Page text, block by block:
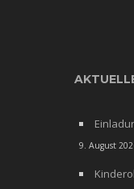
9. August